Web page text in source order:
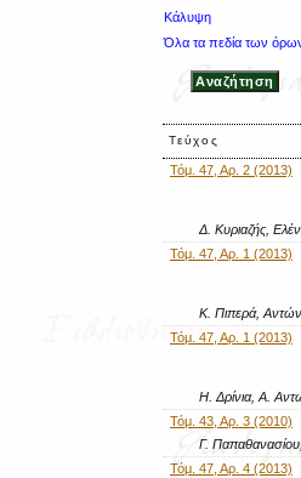
Κάλυψη
Όλα τα πεδία των
Τεύχος
Τόμ. 47, Αρ. 2 (2013)
Δ. Κυριαζής,
Τόμ. 47, Αρ. 1 (2013)
Κ. Πιπερά,
Τόμ. 47, Αρ. 1 (2013)
Η. Δρίνια, Α.
Τόμ. 43, Αρ. 3 (2010)
Γ.
Τόμ. 47, Αρ. 4 (2013)